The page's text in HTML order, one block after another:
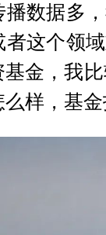
播数据多
者这个领
金，我
样，基